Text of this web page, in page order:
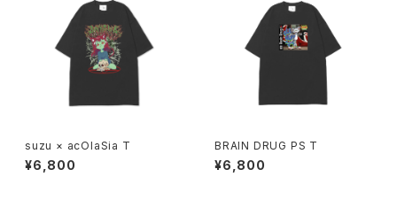
suzu × acOlaSia T
¥6,800
BRAIN DRUG PS T
¥6,800